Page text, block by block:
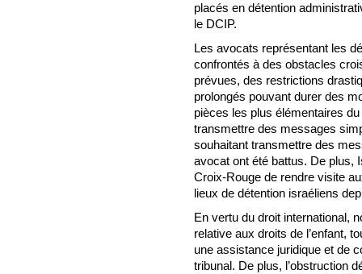
placés en détention
le DCIP.
Les avocats représentant les
confrontés à des obstacles
prévues, des restrictions
prolongés pouvant durer des
pièces les plus élémentaires
transmettre des messages
souhaitant transmettre des
avocat ont été battus. De plus,
Croix-Rouge de rendre visite
lieux de détention israéliens
En vertu du droit international,
relative aux droits de l’enfant,
une assistance juridique et de
tribunal. De plus, l’obstruction